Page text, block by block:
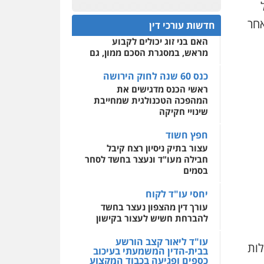
8,000". מיד לאחר
ומעצרים סייבר ניהול
משברים פליליים
0506355388
עו"ד דרוויש נאשף
פלילי פשיעה חמורה
אדם
0527448141
חליל ביאדי – משרד
עורכי דין
פלילי דיני תעבורה מעצרים
0509636895
עו"ד איהאב זבידאת
פשע עבירות המתה
עבירות מין
0522508109
אחסון אתרים
מהירות הגנה גיבוי
לעורכי דין
מרכז התחלה חדשה
שירותים מקצועיים לעורכי
דין
0544500346
חדשות עורכי דין
המתח שבין חוק יחסי ממון
לבין חוק הירושה
האם בני זוג יכולים לקבוע
מראש, במסגרת הסכם ממון, גם
כנס 60 שנה לחוק הירושה
ראשי הכנס מדגישים את
המהפכה הטכנולגית שמחייבת
שינויי חקיקה
חפץ חשוד
עצור בתיק ניסיון רצח קיבל
חבילה מעו"ד ונעצר בחשד לסחר
בסמים
יחסי עו"ד לקוח
עורך דין מהצפון נעצר בחשד
להברחת חשיש לעצור בקישון
עו"ד ליאור קצב הורשע
בבית-הדין המשמעתי בעיכוב
כספים ופגיעה בכבוד המקצוע